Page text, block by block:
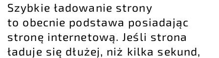
Szybkie ładowanie strony
to obecnie podstawa posiadając
stronę internetową. Jeśli strona
ładuje się dłużej, niż kilka sekund,